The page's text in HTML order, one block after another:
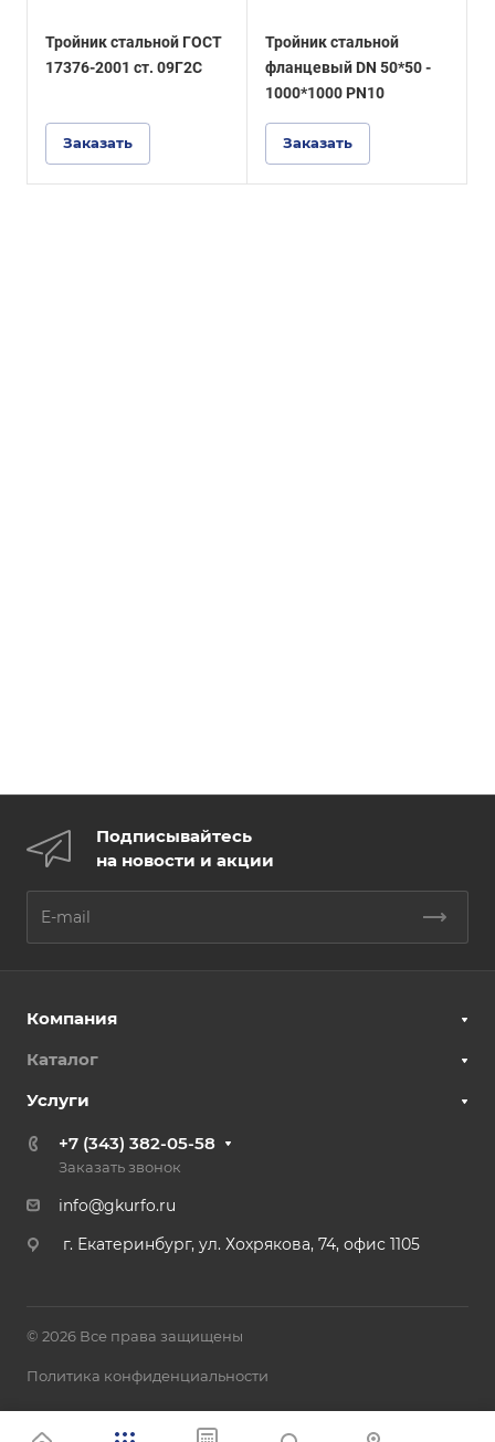
Тройник стальной ГОСТ
17376-2001 ст. 09Г2С
Заказать
Тройник стальной
фланцевый DN 50*50 -
1000*1000 PN10
Заказать
Подписывайтесь
на новости и акции
Компания
Каталог
Услуги
+7 (343) 382-05-58
Заказать звонок
info@gkurfo.ru
г. Екатеринбург, ул. Хохрякова, 74, офис 1105
© 2026 Все права защищены
Политика конфиденциальности